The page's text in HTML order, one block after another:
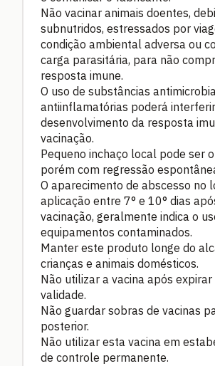
Não vacinar animais doentes,
subnutridos, estressados por
condição ambiental adversa ou
carga parasitária, para não
resposta imune.
O uso de substâncias
antiinflamatórias poderá
desenvolvimento da resposta
vacinação.
Pequeno inchaço local pode ser
porém com regressão
O aparecimento de abscesso no
aplicação entre 7° e 10° dias
vacinação, geralmente indica o
equipamentos contaminados.
Manter este produto longe do
crianças e animais domésticos.
Não utilizar a vacina após
validade.
Não guardar sobras de vacinas
posterior.
Não utilizar esta vacina em
de controle permanente.